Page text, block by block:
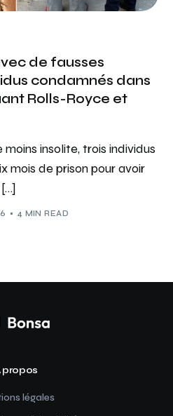
de fausses
condamnés dans
Rolls-Royce et
insolite, trois individus
mois de prison pour avoir
4 MIN READ
propos
légales